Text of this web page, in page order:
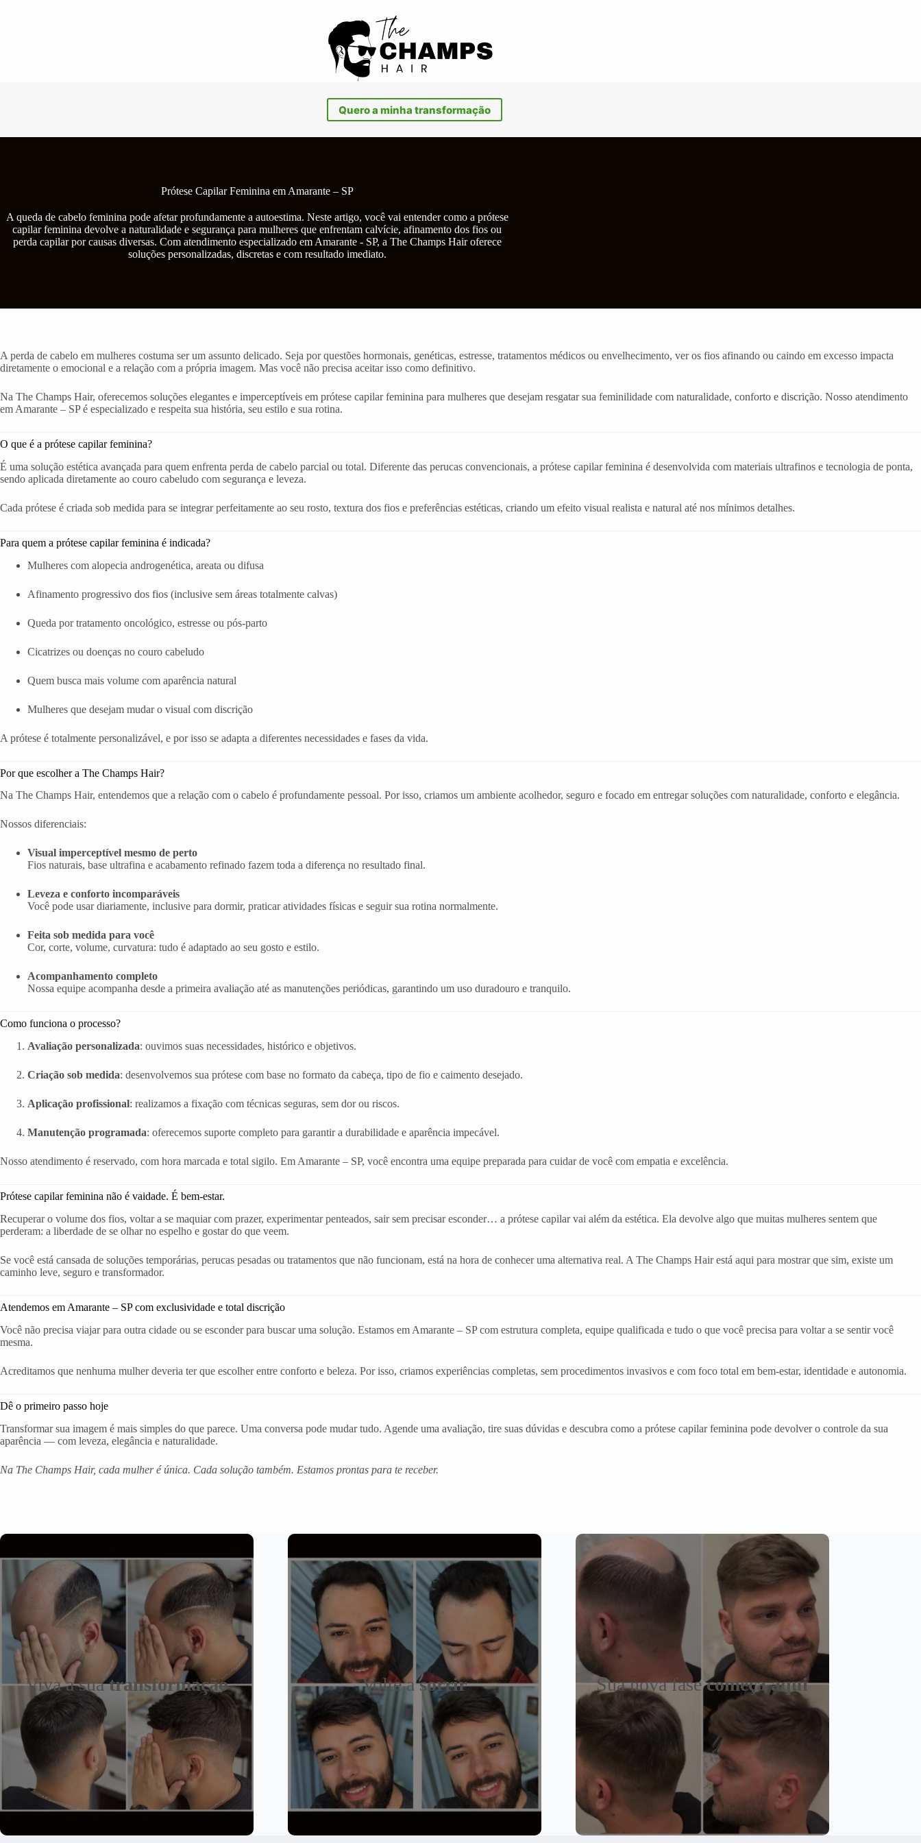
Quero a minha transformação
Prótese Capilar Feminina em Amarante – SP
A queda de cabelo feminina pode afetar profundamente a autoestima. Neste artigo, você vai entender como a prótese
capilar feminina devolve a naturalidade e segurança para mulheres que enfrentam calvície, afinamento dos fios ou
perda capilar por causas diversas. Com atendimento especializado em Amarante - SP, a The Champs Hair oferece
soluções personalizadas, discretas e com resultado imediato.
A perda de cabelo em mulheres costuma ser um assunto delicado. Seja por questões hormonais, genéticas, estresse, tratamentos médicos ou envelhecimento, ver os fios afinando ou caindo em excesso impacta
diretamente o emocional e a relação com a própria imagem. Mas você não precisa aceitar isso como definitivo.
Na The Champs Hair, oferecemos soluções elegantes e imperceptíveis em prótese capilar feminina para mulheres que desejam resgatar sua feminilidade com naturalidade, conforto e discrição. Nosso atendimento
em Amarante – SP é especializado e respeita sua história, seu estilo e sua rotina.
O que é a prótese capilar feminina?
É uma solução estética avançada para quem enfrenta perda de cabelo parcial ou total. Diferente das perucas convencionais, a prótese capilar feminina é desenvolvida com materiais ultrafinos e tecnologia de ponta,
sendo aplicada diretamente ao couro cabeludo com segurança e leveza.
Cada prótese é criada sob medida para se integrar perfeitamente ao seu rosto, textura dos fios e preferências estéticas, criando um efeito visual realista e natural até nos mínimos detalhes.
Para quem a prótese capilar feminina é indicada?
Mulheres com alopecia androgenética, areata ou difusa
Afinamento progressivo dos fios (inclusive sem áreas totalmente calvas)
Queda por tratamento oncológico, estresse ou pós-parto
Cicatrizes ou doenças no couro cabeludo
Quem busca mais volume com aparência natural
Mulheres que desejam mudar o visual com discrição
A prótese é totalmente personalizável, e por isso se adapta a diferentes necessidades e fases da vida.
Por que escolher a The Champs Hair?
Na The Champs Hair, entendemos que a relação com o cabelo é profundamente pessoal. Por isso, criamos um ambiente acolhedor, seguro e focado em entregar soluções com naturalidade, conforto e elegância.
Nossos diferenciais:
Visual imperceptível mesmo de perto
Fios naturais, base ultrafina e acabamento refinado fazem toda a diferença no resultado final.
Leveza e conforto incomparáveis
Você pode usar diariamente, inclusive para dormir, praticar atividades físicas e seguir sua rotina normalmente.
Feita sob medida para você
Cor, corte, volume, curvatura: tudo é adaptado ao seu gosto e estilo.
Acompanhamento completo
Nossa equipe acompanha desde a primeira avaliação até as manutenções periódicas, garantindo um uso duradouro e tranquilo.
Como funciona o processo?
Avaliação personalizada: ouvimos suas necessidades, histórico e objetivos.
Criação sob medida: desenvolvemos sua prótese com base no formato da cabeça, tipo de fio e caimento desejado.
Aplicação profissional: realizamos a fixação com técnicas seguras, sem dor ou riscos.
Manutenção programada: oferecemos suporte completo para garantir a durabilidade e aparência impecável.
Nosso atendimento é reservado, com hora marcada e total sigilo. Em Amarante – SP, você encontra uma equipe preparada para cuidar de você com empatia e excelência.
Prótese capilar feminina não é vaidade. É bem-estar.
Recuperar o volume dos fios, voltar a se maquiar com prazer, experimentar penteados, sair sem precisar esconder… a prótese capilar vai além da estética. Ela devolve algo que muitas mulheres sentem que
perderam: a liberdade de se olhar no espelho e gostar do que veem.
Se você está cansada de soluções temporárias, perucas pesadas ou tratamentos que não funcionam, está na hora de conhecer uma alternativa real. A The Champs Hair está aqui para mostrar que sim, existe um
caminho leve, seguro e transformador.
Atendemos em Amarante – SP com exclusividade e total discrição
Você não precisa viajar para outra cidade ou se esconder para buscar uma solução. Estamos em Amarante – SP com estrutura completa, equipe qualificada e tudo o que você precisa para voltar a se sentir você
mesma.
Acreditamos que nenhuma mulher deveria ter que escolher entre conforto e beleza. Por isso, criamos experiências completas, sem procedimentos invasivos e com foco total em bem-estar, identidade e autonomia.
Dê o primeiro passo hoje
Transformar sua imagem é mais simples do que parece. Uma conversa pode mudar tudo. Agende uma avaliação, tire suas dúvidas e descubra como a prótese capilar feminina pode devolver o controle da sua
aparência — com leveza, elegância e naturalidade.
Na The Champs Hair, cada mulher é única. Cada solução também. Estamos prontas para te receber.
Viva a suatransformação Volte asorrir Sua nova fasecomeça aqui